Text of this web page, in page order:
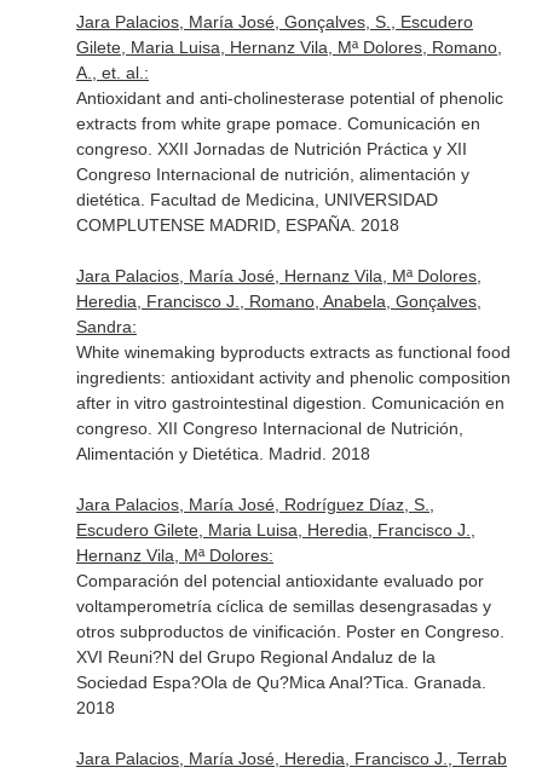
Jara Palacios, María José, Gonçalves, S., Escudero
Gilete, Maria Luisa, Hernanz Vila, Mª Dolores, Romano,
A., et. al.:
Antioxidant and anti-cholinesterase potential of phenolic
extracts from white grape pomace. Comunicación en
congreso. XXII Jornadas de Nutrición Práctica y XII
Congreso Internacional de nutrición, alimentación y
dietética. Facultad de Medicina, UNIVERSIDAD
COMPLUTENSE MADRID, ESPAÑA. 2018
Jara Palacios, María José, Hernanz Vila, Mª Dolores,
Heredia, Francisco J., Romano, Anabela, Gonçalves,
Sandra:
White winemaking byproducts extracts as functional food
ingredients: antioxidant activity and phenolic composition
after in vitro gastrointestinal digestion. Comunicación en
congreso. XII Congreso Internacional de Nutrición,
Alimentación y Dietética. Madrid. 2018
Jara Palacios, María José, Rodríguez Díaz, S.,
Escudero Gilete, Maria Luisa, Heredia, Francisco J.,
Hernanz Vila, Mª Dolores:
Comparación del potencial antioxidante evaluado por
voltamperometría cíclica de semillas desengrasadas y
otros subproductos de vinificación. Poster en Congreso.
XVI Reuni?N del Grupo Regional Andaluz de la
Sociedad Espa?Ola de Qu?Mica Anal?Tica. Granada.
2018
Jara Palacios, María José, Heredia, Francisco J., Terrab